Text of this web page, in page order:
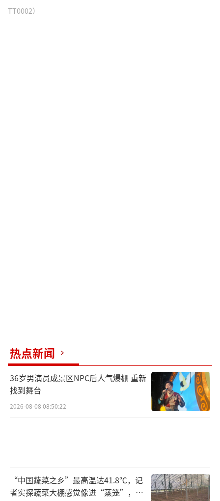
TT0002）
热点新闻
36岁男演员成景区NPC后人气爆棚 重新
找到舞台
2026-08-08 08:50:22
“中国蔬菜之乡”最高温达41.8℃，记
者实探蔬菜大棚感觉像进“蒸笼”，有